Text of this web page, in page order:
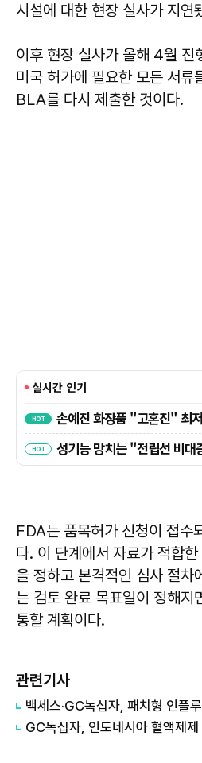
시설에 대한 현장 실사가 지연
이후 현장 실사가 올해 4월 진
미국 허가에 필요한 모든 서류
BLA를 다시 제출한 것이다.
FDA는 품목허가 신청이 접수
다. 이 단계에서 자료가 적합
을 정하고 본격적인 심사 절
는 검토 완료 목표일이 정해지
통할 계획이다.
관련기사